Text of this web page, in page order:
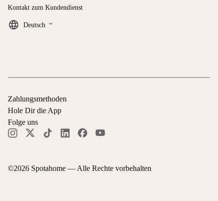
Kontakt zum Kundendienst
Deutsch keyboard_arrow_down
©2026 Spotahome — Alle Rechte vorbehalten
Zahlungsmethoden
Hole Dir die App
Folge uns